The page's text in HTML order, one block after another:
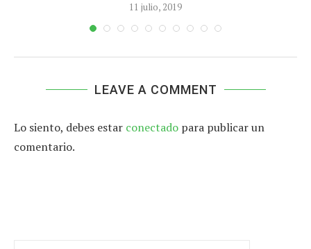
11 julio, 2019
LEAVE A COMMENT
Lo siento, debes estar conectado para publicar un
comentario.